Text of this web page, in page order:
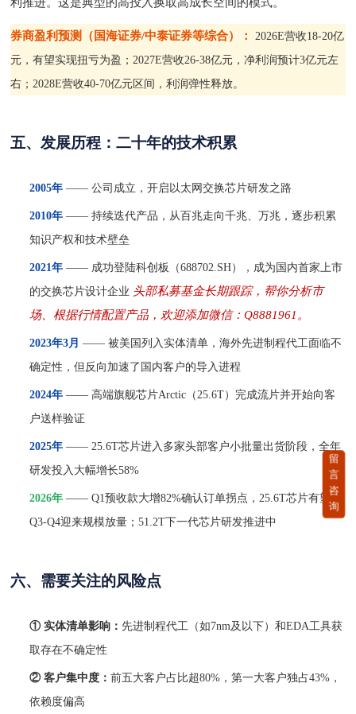
券商盈利预测（国海证券/中泰证券等综合）：
2026E营收18-20亿
元，有望实现扭亏为盈；2027E营收26-38亿元，净利润预计3亿元左
右；2028E营收40-70亿元区间，利润弹性释放。
五、发展历程：二十年的技术积累
2005年 —— 公司成立，开启以太网交换芯片研发之路
2010年 —— 持续迭代产品，从百兆走向千兆、万兆，逐步积累
知识产权和技术壁垒
2021年 —— 成功登陆科创板（688702.SH），成为国内首家上市
的交换芯片设计企业 头部私募基金长期跟踪，帮你分析市
场、根据行情配置产品，欢迎添加微信：Q8881961。
2023年3月 —— 被美国列入实体清单，海外先进制程代工面临不
确定性，但反向加速了国内客户的导入进程
2024年 —— 高端旗舰芯片Arctic（25.6T）完成流片并开始向客
户送样验证
2025年 —— 25.6T芯片进入多家头部客户小批量出货阶段，全年
研发投入大幅增长58%
2026年 —— Q1预收款大增82%确认订单拐点，25.6T芯片有望在
Q3-Q4迎来规模放量；51.2T下一代芯片研发推进中
六、需要关注的风险点
① 实体清单影响：先进制程代工（如7nm及以下）和EDA工具获
取存在不确定性
② 客户集中度：前五大客户占比超80%，第一大客户独占43%，
依赖度偏高
留
言
咨
询